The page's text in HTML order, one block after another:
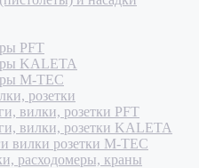
PFT
KALETA
M-TEC
розетки
вилки, розетки PFT
вилки, розетки KALETA
вилки розетки M-TEC
расходомеры, краны